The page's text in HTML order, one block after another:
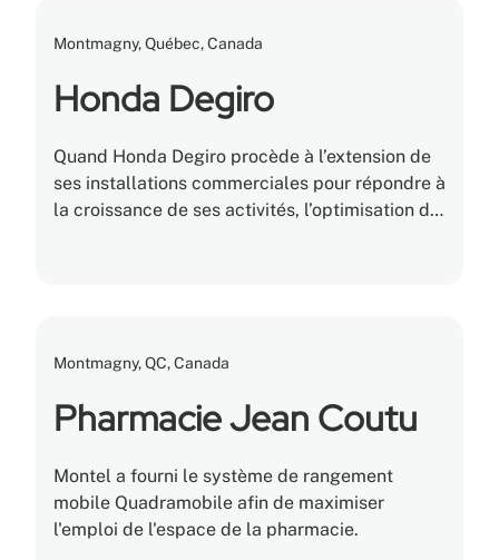
Montmagny, Québec, Canada
Honda Degiro
Quand Honda Degiro procède à l’extension de
ses installations commerciales pour répondre à
la croissance de ses activités, l’optimisation de
Montmagny, QC, Canada
Pharmacie Jean Coutu
Montel a fourni le système de rangement
mobile Quadramobile afin de maximiser
l'emploi de l'espace de la pharmacie.